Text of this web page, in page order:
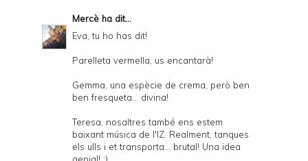
Mercè ha dit...
Eva, tu ho has dit!
Parelleta vermella, us encantarà!
Gemma, una espècie de crema, però ben
ben fresqueta... divina!
Teresa, nosaltres també ens estem
baixant música de l'IZ. Realment, tanques
els ulls i et transporta... brutal! Una idea